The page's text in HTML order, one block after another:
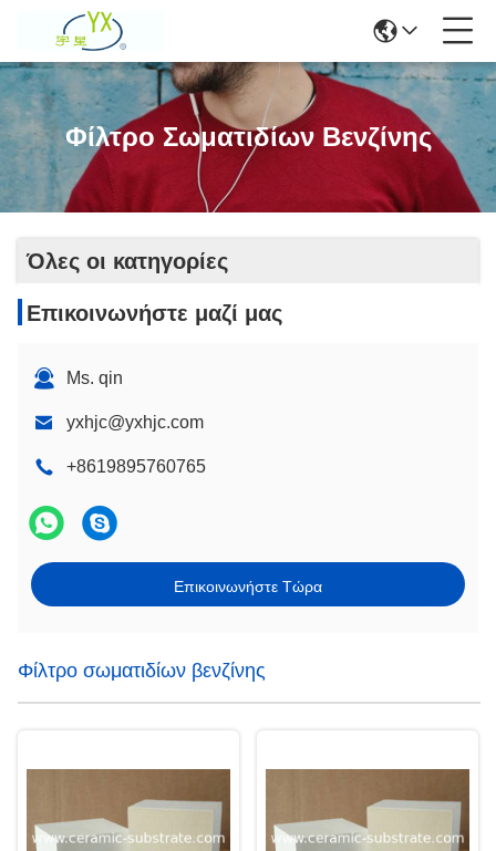
Φίλτρο Σωματιδίων Βενζίνης
Όλες οι κατηγορίες
Επικοινωνήστε μαζί μας
Ms. qin
yxhjc@yxhjc.com
+8619895760765
Επικοινωνήστε Τώρα
Φίλτρο σωματιδίων βενζίνης